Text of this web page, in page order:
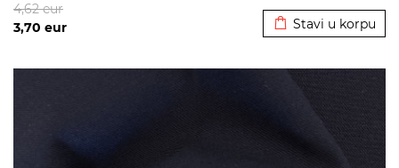
3,70 eur
4,62eur
Stavi u korpu